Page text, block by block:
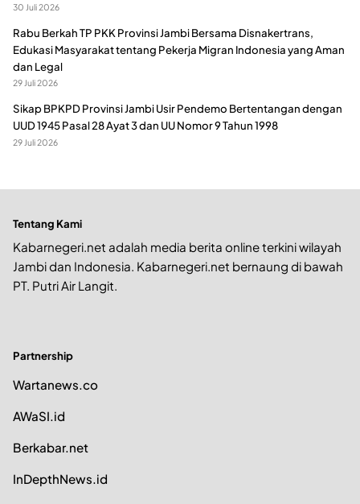
30 Juli 2026
Rabu Berkah TP PKK Provinsi Jambi Bersama Disnakertrans,
Edukasi Masyarakat tentang Pekerja Migran Indonesia yang Aman
dan Legal
29 Juli 2026
Sikap BPKPD Provinsi Jambi Usir Pendemo Bertentangan dengan
UUD 1945 Pasal 28 Ayat 3 dan UU Nomor 9 Tahun 1998
29 Juli 2026
Tentang Kami
Kabarnegeri.net adalah media berita online terkini wilayah
Jambi dan Indonesia. Kabarnegeri.net bernaung di bawah
PT. Putri Air Langit.
Partnership
Wartanews.co
AWaSI.id
Berkabar.net
InDepthNews.id